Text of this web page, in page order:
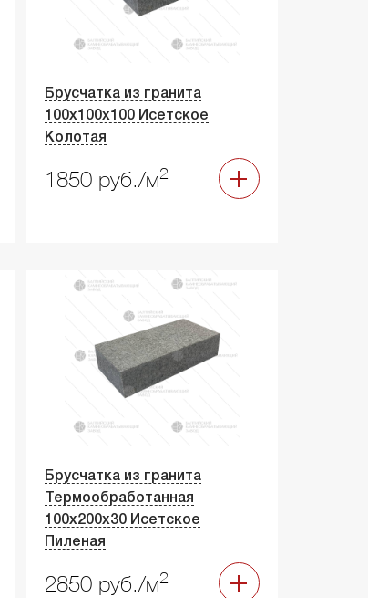
Брусчатка из гранита
100х100х100 Исетское
Колотая
1850 руб./м2
Брусчатка из гранита
Термообработанная
100х200х30 Исетское
Пиленая
2850 руб./м2